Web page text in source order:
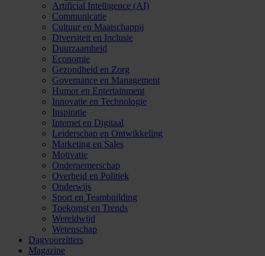
Artificial Intelligence (AI)
Communicatie
Cultuur en Maatschappij
Diversiteit en Inclusie
Duurzaamheid
Economie
Gezondheid en Zorg
Governance en Management
Humor en Entertainment
Innovatie en Technologie
Inspiratie
Internet en Digitaal
Leiderschap en Ontwikkeling
Marketing en Sales
Motivatie
Ondernemerschap
Overheid en Politiek
Onderwijs
Sport en Teambuilding
Toekomst en Trends
Wereldwijd
Wetenschap
Dagvoorzitters
Magazine